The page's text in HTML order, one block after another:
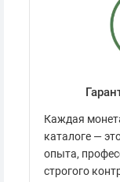
Каждая
каталоге —
опыта,
строгого